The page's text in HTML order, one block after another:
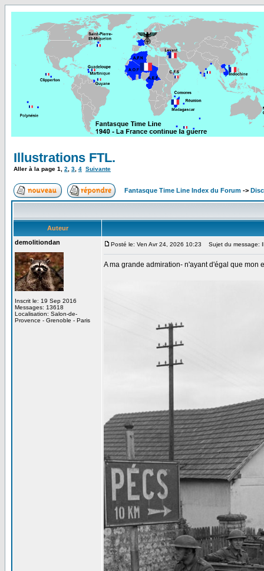
Illustrations FTL.
Aller à la page 1 2 3 4 Suivante
Fantasque Time Line Index du Forum ->
Auteur
demolitiondan
Inscrit le: 19 Sep 2016
Messages: 13618
Localisation: Salon-de-
Provence - Grenoble - Paris
Posté le: Ven Avr 24, 2026 10:23 Sujet du message:
A ma grande admiration- n'ayant d'égal que mon